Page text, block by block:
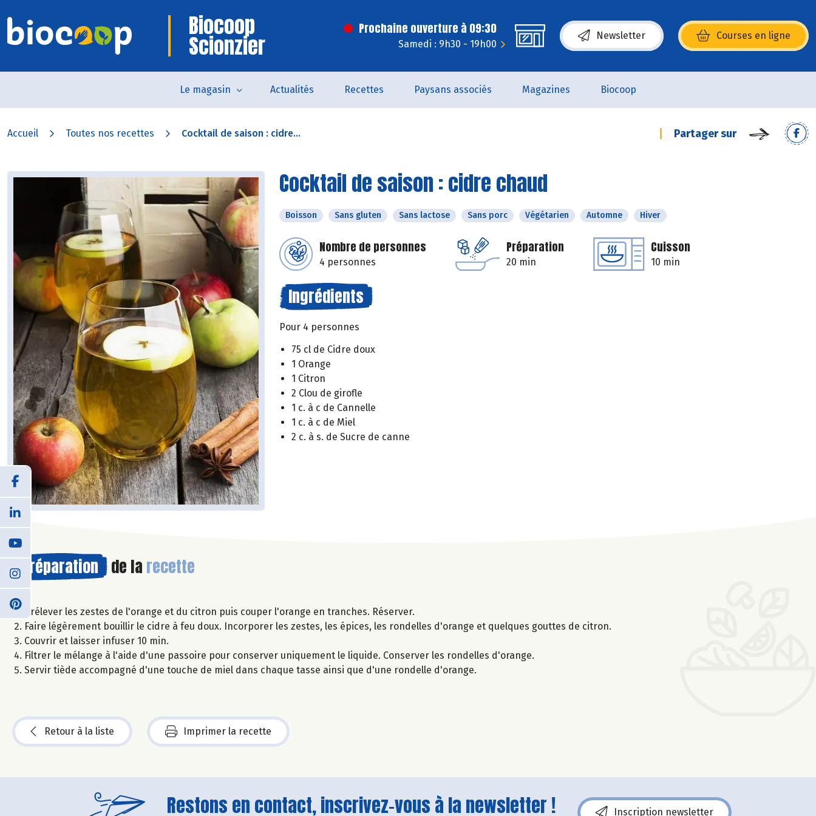
Biocoop
Scionzier
Prochaine ouverture à 09:30
Samedi : 9h30 - 19h00
Newsletter Courses en ligne
(s’ouvre dans une nouvelle fenêtre)
Le magasin Actualités Recettes Paysans associés Magazines Biocoop
Accueil Toutes nos recettes Cocktail de saison : cidre... Partager sur
Cocktail de saison : cidre chaud
Boisson Sans gluten Sans lactose Sans porc Végétarien Automne Hiver
Nombre de personnes
4 personnes
Préparation
20 min
Cuisson
10 min
Ingrédients
Pour 4 personnes
75 cl de Cidre doux
1 Orange
1 Citron
2 Clou de girofle
1 c. à c de Cannelle
1 c. à c de Miel
2 c. à s. de Sucre de canne
Préparation de la recette
Prélever les zestes de l'orange et du citron puis couper l'orange en tranches. Réserver.
Faire légèrement bouillir le cidre à feu doux. Incorporer les zestes, les épices, les rondelles d'orange et quelques gouttes de citron.
Couvrir et laisser infuser 10 min.
Filtrer le mélange à l'aide d'une passoire pour conserver uniquement le liquide. Conserver les rondelles d'orange.
Servir tiède accompagné d'une touche de miel dans chaque tasse ainsi que d'une rondelle d'orange.
Retour à la liste Imprimer la recette
Restons en contact, inscrivez-vous à la newsletter ! Inscription newsletter